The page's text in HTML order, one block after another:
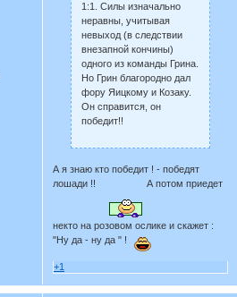
1:1. Силы изначально
неравны, учитывая
невыход (в следствии
внезапной кончины)
одного из команды Грина.
Но Грин благородно дал
фору Яицкому и Козаку.
Он справится, он
победит!!
А я знаю кто победит ! - победят
лошади !!
А потом приедет
некто на розовом ослике и скажет :
"Ну да - ну да " !
+1